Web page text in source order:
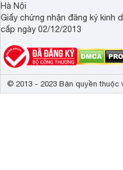
Hà Nội
Giấy chứng nhận đăng ký kinh
cấp ngày 02/12/2013
© 2013 - 2023 Bản quyền thuộc